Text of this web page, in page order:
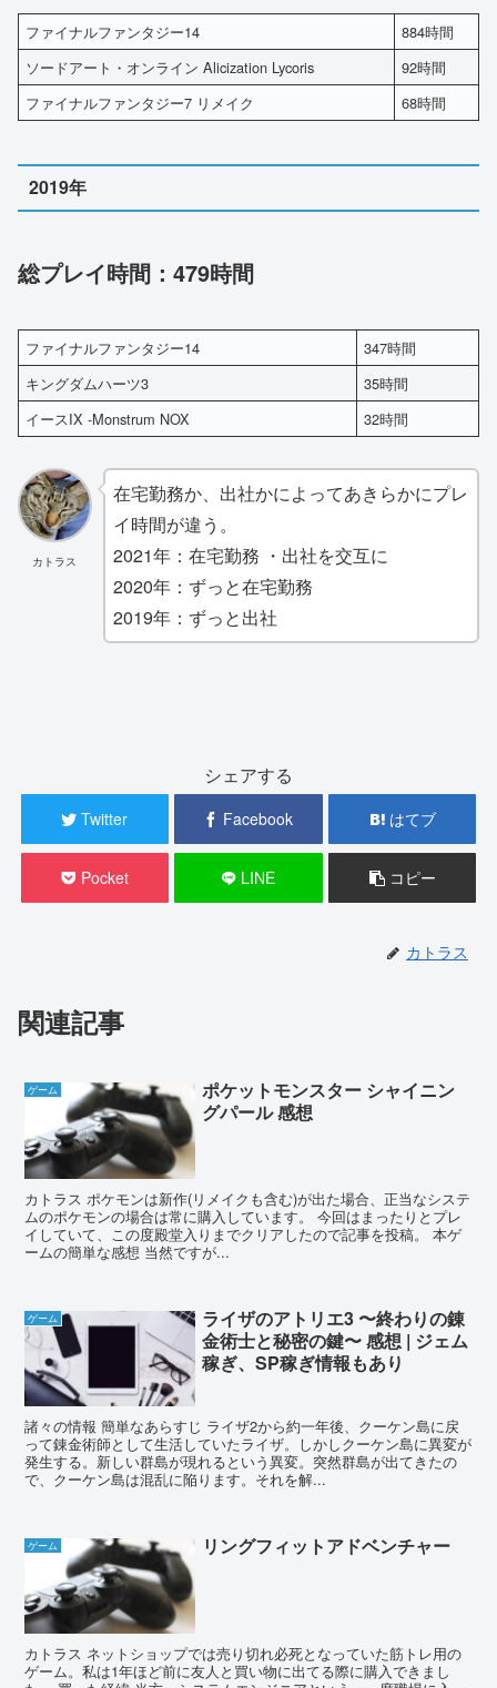
ファイナルファンタジー14
884時間
ソードアート・オンライン Alicization Lycoris
92時間
ファイナルファンタジー7 リメイク
68時間
2019年
総プレイ時間：479時間
ファイナルファンタジー14
347時間
キングダムハーツ3
35時間
イースIX -Monstrum NOX
32時間
カトラス
在宅勤務か、出社かによってあきらかにプレ
イ時間が違う。
2021年：在宅勤務 ・出社を交互に
2020年：ずっと在宅勤務
2019年：ずっと出社
シェアする
Twitter Facebook はてブ
Pocket LINE コピー
カトラス
関連記事
ゲーム
ポケットモンスター シャイニン
グパール 感想
カトラス ポケモンは新作(リメイクも含む)が出た場合、正当なシステ
ムのポケモンの場合は常に購入しています。 今回はまったりとプレ
イしていて、この度殿堂入りまでクリアしたので記事を投稿。 本ゲ
ームの簡単な感想 当然ですが...
ゲーム
ライザのアトリエ3 〜終わりの錬
金術士と秘密の鍵〜 感想 | ジェム
稼ぎ、SP稼ぎ情報もあり
諸々の情報 簡単なあらすじ ライザ2から約一年後、クーケン島に戻
って錬金術師として生活していたライザ。しかしクーケン島に異変が
発生する。新しい群島が現れるという異変。突然群島が出てきたの
で、クーケン島は混乱に陥ります。それを解...
ゲーム リングフィットアドベンチャー
カトラス ネットショップでは売り切れ必死となっていた筋トレ用の
ゲーム。私は1年ほど前に友人と買い物に出てる際に購入できまし